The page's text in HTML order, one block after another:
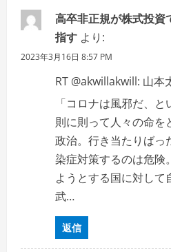
高卒非正規が株式投資
指す より:
2023年3月16日 8:57 PM
RT @akwillakwill: 山本
「コロナは風邪だ、
則に則って人々の命を
政治。行き当たりばっ
染症対策するのは危険
ようとする国に対して
武…
返信